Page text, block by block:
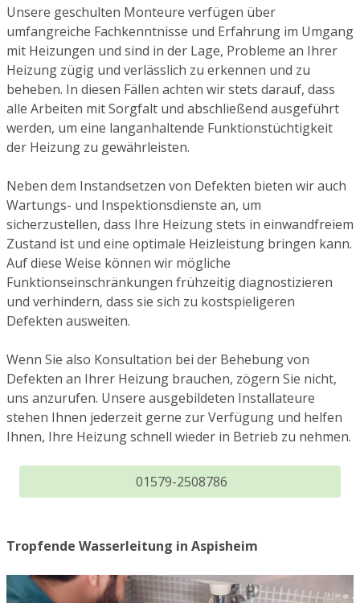
Unsere geschulten Monteure verfügen über
umfangreiche Fachkenntnisse und Erfahrung im Umgang
mit Heizungen und sind in der Lage, Probleme an Ihrer
Heizung zügig und verlässlich zu erkennen und zu
beheben. In diesen Fällen achten wir stets darauf, dass
alle Arbeiten mit Sorgfalt und abschließend ausgeführt
werden, um eine langanhaltende Funktionstüchtigkeit
der Heizung zu gewährleisten.
Neben dem Instandsetzen von Defekten bieten wir auch
Wartungs- und Inspektionsdienste an, um
sicherzustellen, dass Ihre Heizung stets in einwandfreiem
Zustand ist und eine optimale Heizleistung bringen kann.
Auf diese Weise können wir mögliche
Funktionseinschränkungen frühzeitig diagnostizieren
und verhindern, dass sie sich zu kostspieligeren
Defekten ausweiten.
Wenn Sie also Konsultation bei der Behebung von
Defekten an Ihrer Heizung brauchen, zögern Sie nicht,
uns anzurufen. Unsere ausgebildeten Installateure
stehen Ihnen jederzeit gerne zur Verfügung und helfen
Ihnen, Ihre Heizung schnell wieder in Betrieb zu nehmen.
01579-2508786
Tropfende Wasserleitung in Aspisheim